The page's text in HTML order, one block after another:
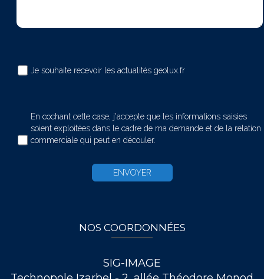
Je souhaite recevoir les actualités geolux.fr
En cochant cette case, j'accepte que les informations saisies
soient exploitées dans le cadre de ma demande et de la relation
commerciale qui peut en découler.
NOS COORDONNÉES
SIG-IMAGE